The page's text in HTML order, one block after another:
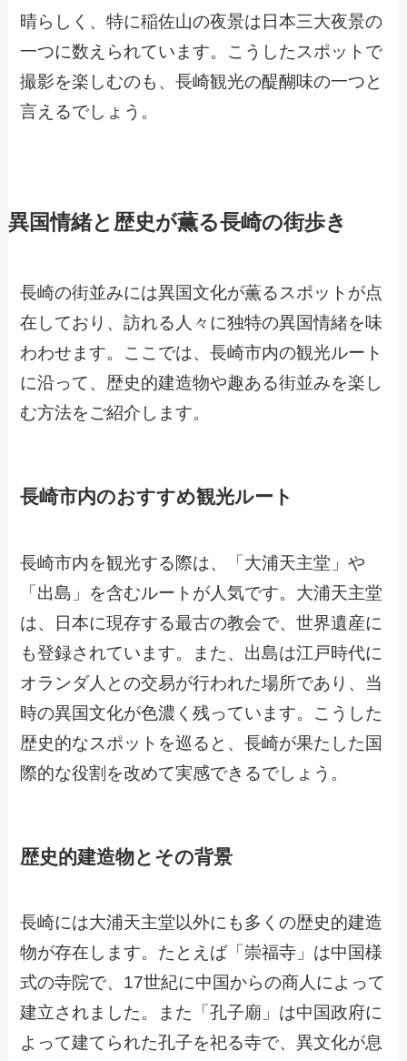
晴らしく、特に稲佐山の夜景は日本三大夜景の
一つに数えられています。こうしたスポットで
撮影を楽しむのも、長崎観光の醍醐味の一つと
言えるでしょう。
異国情緒と歴史が薫る長崎の街歩き
長崎の街並みには異国文化が薫るスポットが点
在しており、訪れる人々に独特の異国情緒を味
わわせます。ここでは、長崎市内の観光ルート
に沿って、歴史的建造物や趣ある街並みを楽し
む方法をご紹介します。
長崎市内のおすすめ観光ルート
長崎市内を観光する際は、「大浦天主堂」や
「出島」を含むルートが人気です。大浦天主堂
は、日本に現存する最古の教会で、世界遺産に
も登録されています。また、出島は江戸時代に
オランダ人との交易が行われた場所であり、当
時の異国文化が色濃く残っています。こうした
歴史的なスポットを巡ると、長崎が果たした国
際的な役割を改めて実感できるでしょう。
歴史的建造物とその背景
長崎には大浦天主堂以外にも多くの歴史的建造
物が存在します。たとえば「崇福寺」は中国様
式の寺院で、17世紀に中国からの商人によって
建立されました。また「孔子廟」は中国政府に
よって建てられた孔子を祀る寺で、異文化が息